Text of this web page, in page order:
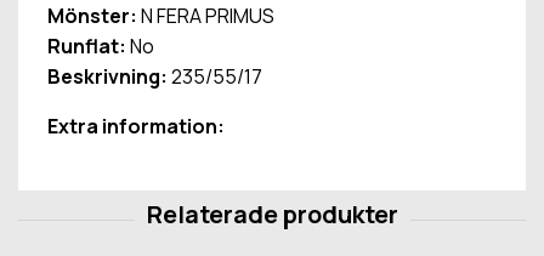
Mönster: N FERA PRIMUS
Runflat: No
Beskrivning: 235/55/17
Extra information: